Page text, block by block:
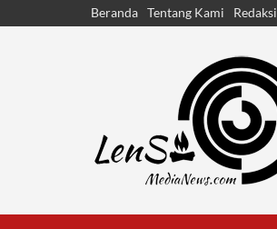
Beranda Tentang Kami Redaksi